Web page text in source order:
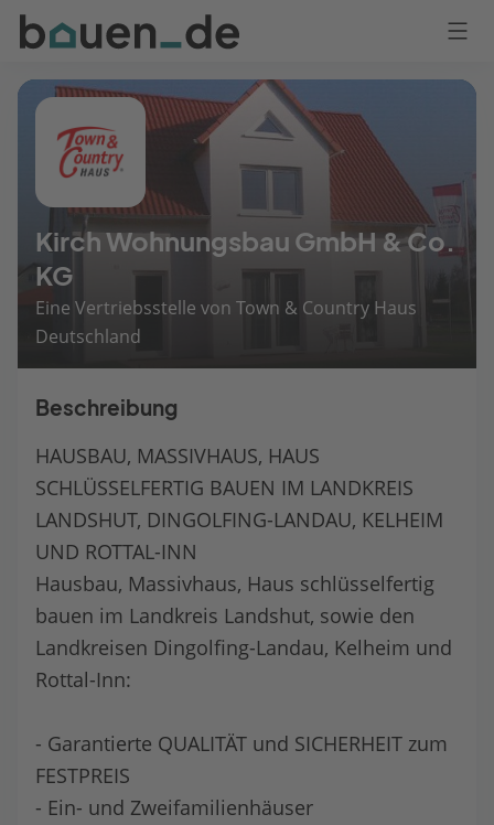
Bauen
Logo
Anmelden
Kirch Wohnungsbau GmbH & Co.
KG
Eine Vertriebsstelle von Town & Country Haus
Deutschland
Beschreibung
HAUSBAU, MASSIVHAUS, HAUS
SCHLÜSSELFERTIG BAUEN IM LANDKREIS
LANDSHUT, DINGOLFING-LANDAU, KELHEIM
UND ROTTAL-INN
Hausbau, Massivhaus, Haus schlüsselfertig
bauen im Landkreis Landshut, sowie den
Landkreisen Dingolfing-Landau, Kelheim und
Rottal-Inn:
- Garantierte QUALITÄT und SICHERHEIT zum
FESTPREIS
- Ein- und Zweifamilienhäuser